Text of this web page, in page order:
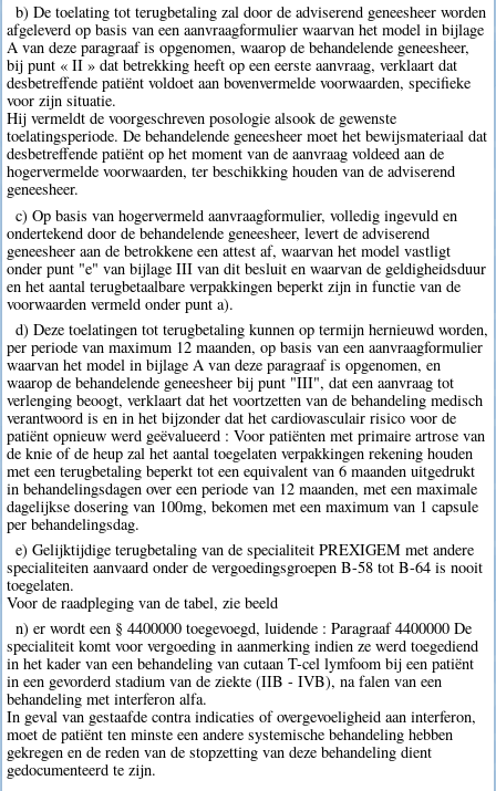
b) De toelating tot terugbetaling zal door de adviserend geneesheer worden
afgeleverd op basis van een aanvraagformulier waarvan het model in bijlage
A van deze paragraaf is opgenomen, waarop de behandelende geneesheer,
bij punt « II » dat betrekking heeft op een eerste aanvraag, verklaart dat
desbetreffende patiënt voldoet aan bovenvermelde voorwaarden, specifieke
voor zijn situatie.
Hij vermeldt de voorgeschreven posologie alsook de gewenste
toelatingsperiode. De behandelende geneesheer moet het bewijsmateriaal dat
desbetreffende patiënt op het moment van de aanvraag voldeed aan de
hogervermelde voorwaarden, ter beschikking houden van de adviserend
geneesheer.
c) Op basis van hogervermeld aanvraagformulier, volledig ingevuld en
ondertekend door de behandelende geneesheer, levert de adviserend
geneesheer aan de betrokkene een attest af, waarvan het model vastligt
onder punt "e" van bijlage III van dit besluit en waarvan de geldigheidsduur
en het aantal terugbetaalbare verpakkingen beperkt zijn in functie van de
voorwaarden vermeld onder punt a).
d) Deze toelatingen tot terugbetaling kunnen op termijn hernieuwd worden,
per periode van maximum 12 maanden, op basis van een aanvraagformulier
waarvan het model in bijlage A van deze paragraaf is opgenomen, en
waarop de behandelende geneesheer bij punt "III", dat een aanvraag tot
verlenging beoogt, verklaart dat het voortzetten van de behandeling medisch
verantwoord is en in het bijzonder dat het cardiovasculair risico voor de
patiënt opnieuw werd geëvalueerd : Voor patiënten met primaire artrose van
de knie of de heup zal het aantal toegelaten verpakkingen rekening houden
met een terugbetaling beperkt tot een equivalent van 6 maanden uitgedrukt
in behandelingsdagen over een periode van 12 maanden, met een maximale
dagelijkse dosering van 100mg, bekomen met een maximum van 1 capsule
per behandelingsdag.
e) Gelijktijdige terugbetaling van de specialiteit PREXIGEM met andere
specialiteiten aanvaard onder de vergoedingsgroepen B-58 tot B-64 is nooit
toegelaten.
Voor de raadpleging van de tabel, zie beeld
n) er wordt een § 4400000 toegevoegd, luidende : Paragraaf 4400000 De
specialiteit komt voor vergoeding in aanmerking indien ze werd toegediend
in het kader van een behandeling van cutaan T-cel lymfoom bij een patiënt
in een gevorderd stadium van de ziekte (IIB - IVB), na falen van een
behandeling met interferon alfa.
In geval van gestaafde contra indicaties of overgevoeligheid aan interferon,
moet de patiënt ten minste een andere systemische behandeling hebben
gekregen en de reden van de stopzetting van deze behandeling dient
gedocumenteerd te zijn.